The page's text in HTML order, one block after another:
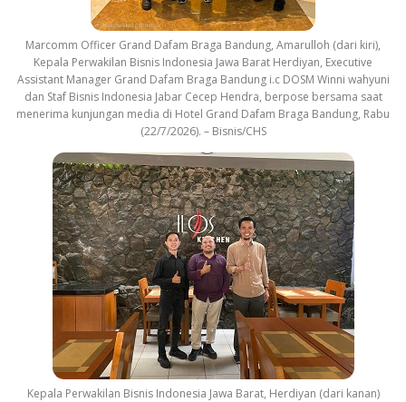
Marcomm Officer Grand Dafam Braga Bandung, Amarulloh (dari kiri),
Kepala Perwakilan Bisnis Indonesia Jawa Barat Herdiyan, Executive
Assistant Manager Grand Dafam Braga Bandung i.c DOSM Winni wahyuni
dan Staf Bisnis Indonesia Jabar Cecep Hendra, berpose bersama saat
menerima kunjungan media di Hotel Grand Dafam Braga Bandung, Rabu
(22/7/2026). – Bisnis/CHS
Kepala Perwakilan Bisnis Indonesia Jawa Barat, Herdiyan (dari kanan)